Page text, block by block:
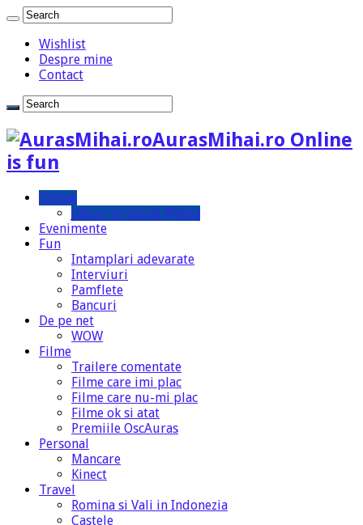
Wishlist
Despre mine
Contact
AurasMihai.ro Online
is fun
Online
Joburi in Social Media
Evenimente
Fun
Intamplari adevarate
Interviuri
Pamflete
Bancuri
De pe net
WOW
Filme
Trailere comentate
Filme care imi plac
Filme care nu-mi plac
Filme ok si atat
Premiile OscAuras
Personal
Mancare
Kinect
Travel
Romina si Vali in Indonezia
Castele